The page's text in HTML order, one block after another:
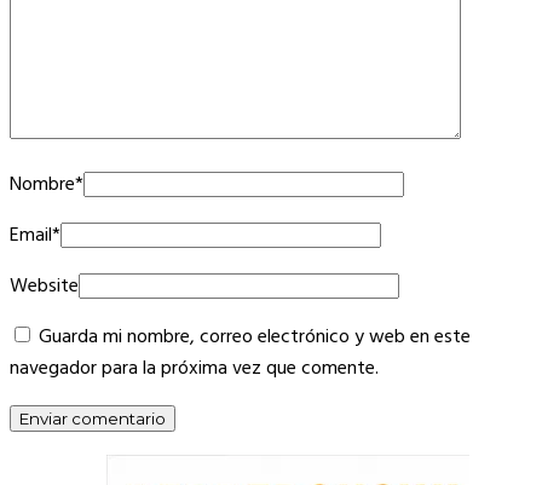
Nombre*
Email*
Website
Guarda mi nombre, correo electrónico y web en este
navegador para la próxima vez que comente.